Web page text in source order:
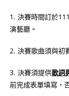
1. 決賽時間訂於
演藝廳。
2. 決賽歌曲須與初
3. 決賽須提供歌詞
前完成表單填寫，